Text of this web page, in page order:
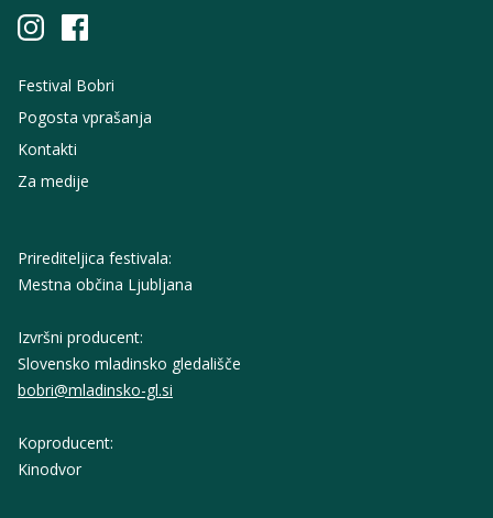
Festival Bobri
Pogosta vprašanja
Kontakti
Za medije
Prirediteljica festivala:
Mestna občina Ljubljana
Izvršni producent:
Slovensko mladinsko gledališče
bobri@mladinsko-gl.si
Koproducent:
Kinodvor